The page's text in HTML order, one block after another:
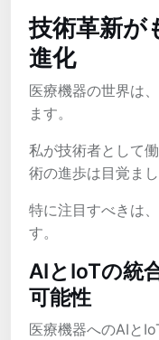
技術革新が
進化
医療機器の世界は
ます。
私が技術者として
術の進歩は目覚ま
特に注目すべきは
す。
AIとIoTの統
可能性
医療機器へのAIと